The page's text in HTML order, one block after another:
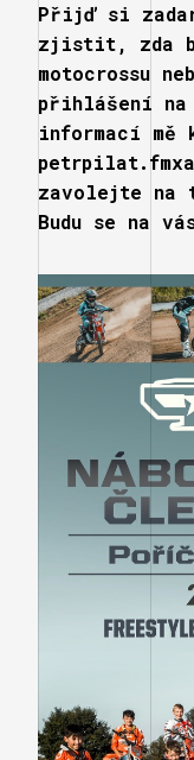
Přijď si
zjistit, zda
motocrossu
přihlášení
informací mě
zavolejte na
Budu se na